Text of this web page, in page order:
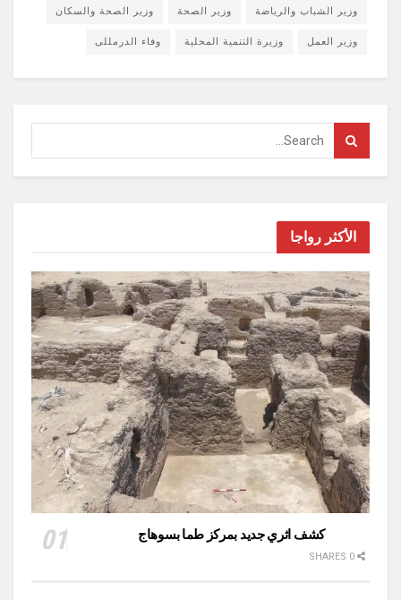
وزير الشباب والرياضة وزير الصحة وزير الصحة والسكان
وزير العمل وزيرة التنمية المحلية وفاء الدرمللى
الأكثر رواجا
كشف اثري جديد بمركز طما بسوهاج